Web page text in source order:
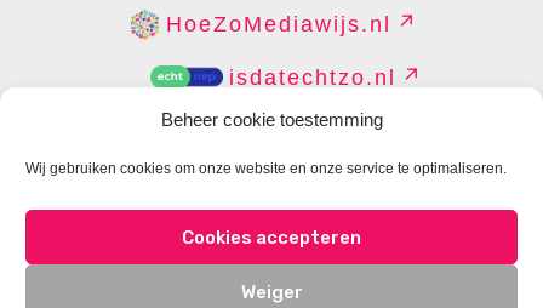
Beheer cookie toestemming
Wij gebruiken cookies om onze website en onze service te optimaliseren.
Cookies accepteren
Weiger
HoeZoMediawijs.nl
isdatechtzo.nl
DISCLAIMER PRIVACY
CONTACT
COOKIES BEHEREN